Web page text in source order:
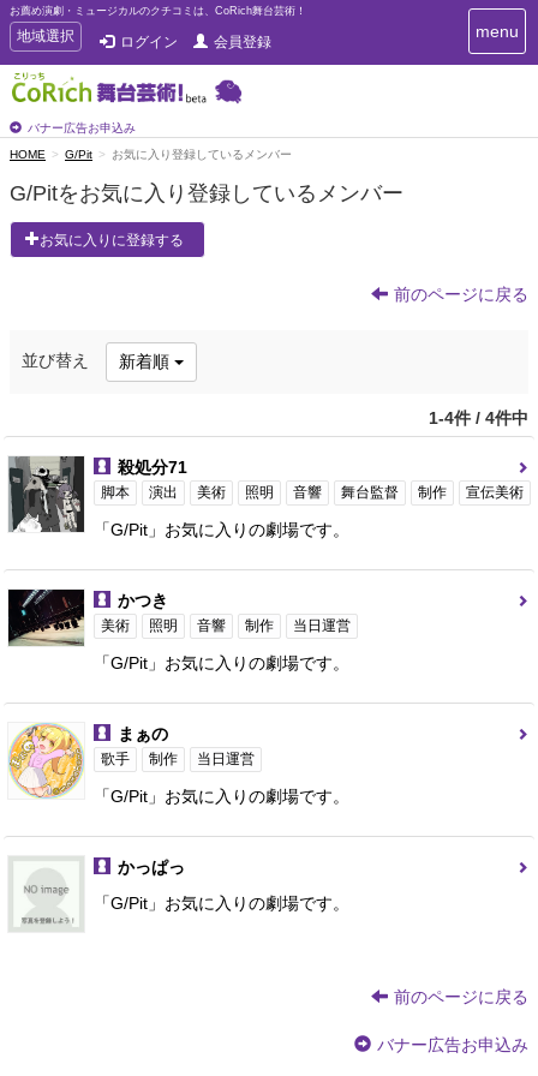
お薦め演劇・ミュージカルのクチコミは、CoRich舞台芸術！
T
o
g
g
e
n
v
i
a
地域選択 ログイン 会員登録
バナー広告お申込み
T
o
a
menu
HOME G/Pit お気に入り登録しているメンバー
G/Pitをお気に入り登録しているメンバー
お気に入りに登録する
前のページに戻る
並び替え 新着順
1-4件 / 4件中
殺処分71
脚本 演出 美術 照明 音響 舞台監督 制作 宣伝美術
「G/Pit」お気に入りの劇場です。
かつき
美術 照明 音響 制作 当日運営
「G/Pit」お気に入りの劇場です。
まぁの
歌手 制作 当日運営
「G/Pit」お気に入りの劇場です。
かっぱっ
「G/Pit」お気に入りの劇場です。
前のページに戻る
バナー広告お申込み